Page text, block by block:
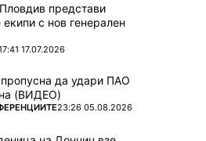
представи
с нов генерален
17.07.2026
да удари ПАО
(ВИДЕО)
23:26 05.08.2026